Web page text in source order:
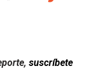
suscríbete